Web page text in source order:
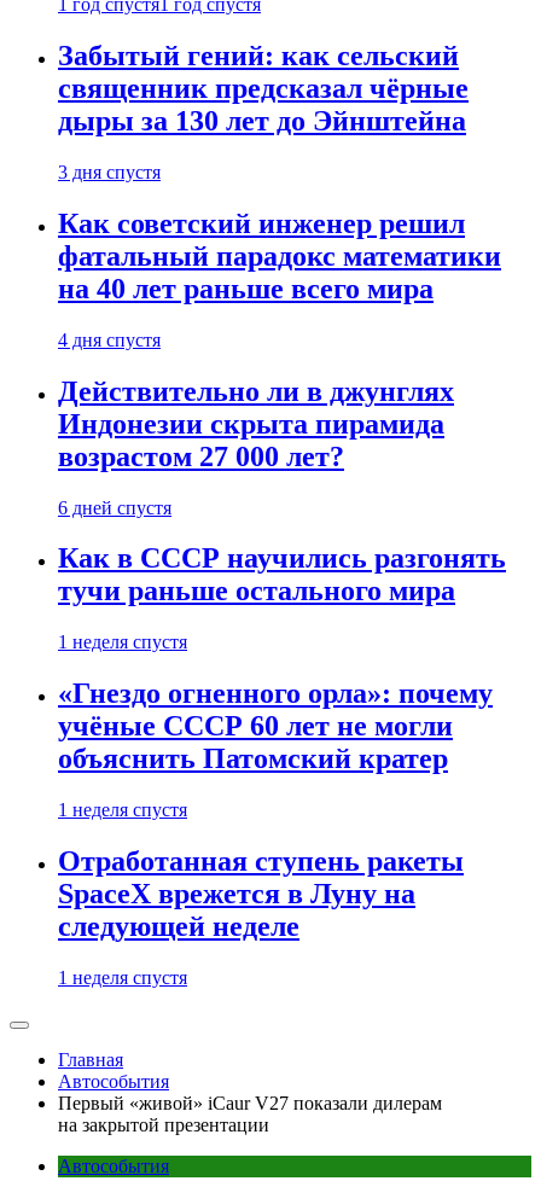
1 год спустя 1 год спустя
Забытый гений: как сельский
священник предсказал чёрные
дыры за 130 лет до Эйнштейна
3 дня спустя
Как советский инженер решил
фатальный парадокс математики
на 40 лет раньше всего мира
4 дня спустя
Действительно ли в джунглях
Индонезии скрыта пирамида
возрастом 27 000 лет?
6 дней спустя
Как в СССР научились разгонять
тучи раньше остального мира
1 неделя спустя
«Гнездо огненного орла»: почему
учёные СССР 60 лет не могли
объяснить Патомский кратер
1 неделя спустя
Отработанная ступень ракеты
SpaceX врежется в Луну на
следующей неделе
1 неделя спустя
Главная
Автособытия
Первый «живой» iCaur V27 показали дилерам
на закрытой презентации
Автособытия